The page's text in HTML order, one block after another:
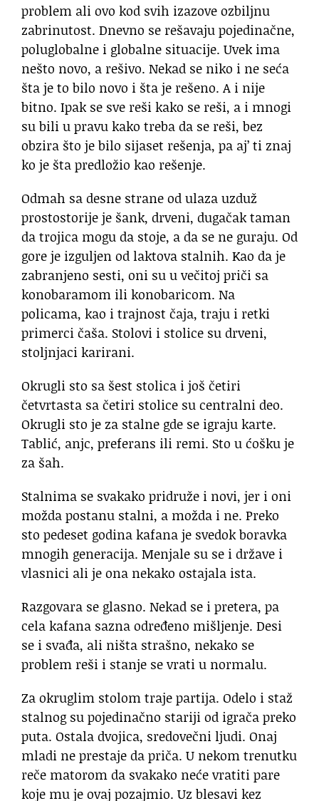
problem ali ovo kod svih izazove ozbiljnu
zabrinutost. Dnevno se rešavaju pojedinačne,
poluglobalne i globalne situacije. Uvek ima
nešto novo, a rešivo. Nekad se niko i ne seća
šta je to bilo novo i šta je rešeno. A i nije
bitno. Ipak se sve reši kako se reši, a i mnogi
su bili u pravu kako treba da se reši, bez
obzira što je bilo sijaset rešenja, pa aj’ ti znaj
ko je šta predložio kao rešenje.
Odmah sa desne strane od ulaza uzduž
prostostorije je šank, drveni, dugačak taman
da trojica mogu da stoje, a da se ne guraju. Od
gore je izguljen od laktova stalnih. Kao da je
zabranjeno sesti, oni su u večitoj priči sa
konobaramom ili konobaricom. Na
policama, kao i trajnost čaja, traju i retki
primerci čaša. Stolovi i stolice su drveni,
stoljnjaci karirani.
Okrugli sto sa šest stolica i još četiri
četvrtasta sa četiri stolice su centralni deo.
Okrugli sto je za stalne gde se igraju karte.
Tablić, anjc, preferans ili remi. Sto u ćošku je
za šah.
Stalnima se svakako pridruže i novi, jer i oni
možda postanu stalni, a možda i ne. Preko
sto pedeset godina kafana je svedok boravka
mnogih generacija. Menjale su se i države i
vlasnici ali je ona nekako ostajala ista.
Razgovara se glasno. Nekad se i pretera, pa
cela kafana sazna određeno mišljenje. Desi
se i svađa, ali ništa strašno, nekako se
problem reši i stanje se vrati u normalu.
Za okruglim stolom traje partija. Odelo i staž
stalnog su pojedinačno stariji od igrača preko
puta. Ostala dvojica, sredovečni ljudi. Onaj
mladi ne prestaje da priča. U nekom trenutku
reče matorom da svakako neće vratiti pare
koje mu je ovaj pozajmio. Uz blesavi kez